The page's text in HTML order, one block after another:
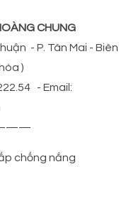
CHUNG
- P. Tân Mai - Biên
)
- Email:
chống nắng